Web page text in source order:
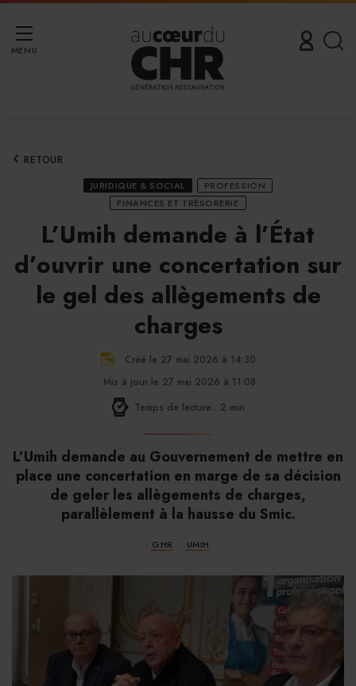
MENU
RETOUR
JURIDIQUE & SOCIAL
PROFESSION
FINANCES ET TRÉSORERIE
L’Umih demande à l’État
d’ouvrir une concertation sur
le gel des allègements de
charges
Créé le 27 mai 2026 à 14:30
Mis à jour le 27 mai 2026 à 11:08
Temps de lecture : 2 min
L’Umih demande au Gouvernement de mettre en
place une concertation en marge de sa décision
de geler les allègements de charges,
parallèlement à la hausse du Smic.
GHR UMIH